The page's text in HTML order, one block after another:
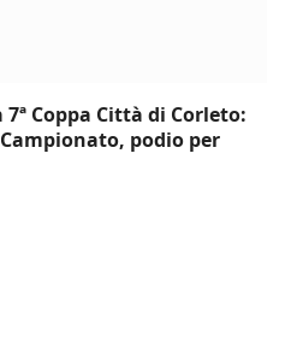
Coppa Città di Corleto:
podio per